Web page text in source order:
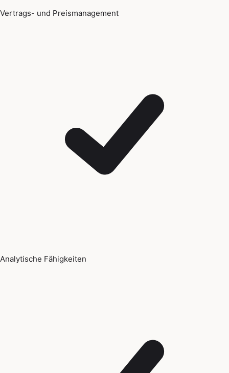
Vertrags- und Preismanagement
Analytische Fähigkeiten